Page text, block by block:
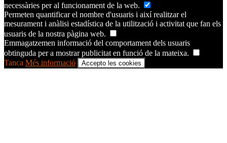
necessàries per al funcionament de la web.
Permeten quantificar el nombre d'usuaris i així realitzar el
mesurament i anàlisi estadística de la utilització i activitat que fan els
usuaris de la nostra pàgina web.
Emmagatzemen informació del comportament dels usuaris
obtinguda per a mostrar publicitat en funció de la mateixa.
Tanca Més informació Accepto les cookies